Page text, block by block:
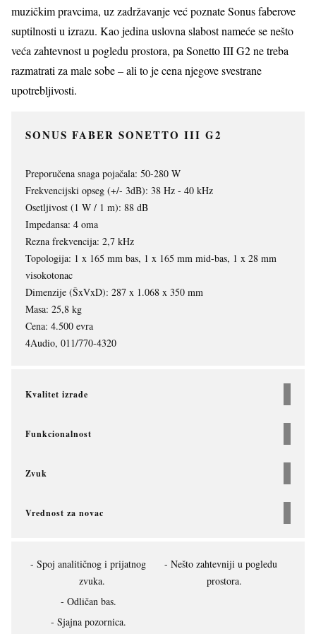
muzičkim pravcima, uz zadržavanje već poznate Sonus faberove
suptilnosti u izrazu. Kao jedina uslovna slabost nameće se nešto
veća zahtevnost u pogledu prostora, pa Sonetto III G2 ne treba
razmatrati za male sobe – ali to je cena njegove svestrane
upotrebljivosti.
SONUS FABER SONETTO III G2
Preporučena snaga pojačala: 50-280 W
Frekvencijski opseg (+/- 3dB): 38 Hz - 40 kHz
Osetljivost (1 W / 1 m): 88 dB
Impedansa: 4 oma
Rezna frekvencija: 2,7 kHz
Topologija: 1 x 165 mm bas, 1 x 165 mm mid-bas, 1 x 28 mm
visokotonac
Dimenzije (ŠxVxD): 287 x 1.068 x 350 mm
Masa: 25,8 kg
Cena: 4.500 evra
4Audio, 011/770-4320
Kvalitet izrade
Funkcionalnost
Zvuk
Vrednost za novac
Spoj analitičnog i prijatnog
zvuka.
Odličan bas.
Sjajna pozornica.
Nešto zahtevniji u pogledu
prostora.